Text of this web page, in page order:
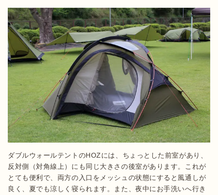
ダブルウォールテントのHOZには、ちょっとした前室があり、
反対側（対角線上）にも同じ大きさの後室があります。これが
とても便利で、両方の入口をメッシュの状態にすると風通しが
良く、夏でも涼しく寝られます。また、夜中にお手洗いへ行き